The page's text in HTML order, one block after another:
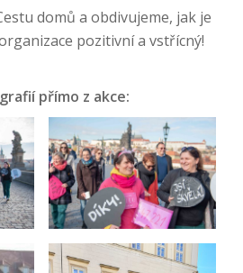
domů a obdivujeme, jak je
pozitivní a vstřícný!
přímo z akce: